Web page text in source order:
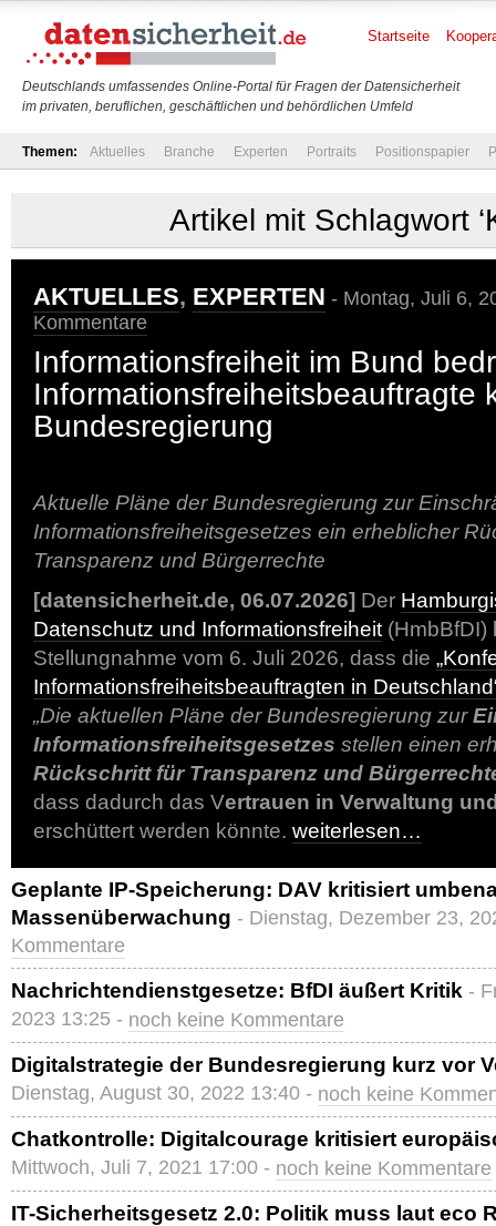
Deutschlands umfassendes Online-Portal für Fragen der Datensicherheit
im privaten, beruflichen, geschäftlichen und behördlichen Umfeld
Startseite
Themen: Aktuelles Branche Experten Portraits Positionspapier
Artikel mit Schlagwort
AKTUELLES, EXPERTEN - Montag, Juli 6,
Kommentare
Informationsfreiheit im Bund
Informationsfreiheitsbeauftragte
Bundesregierung
Aktuelle Pläne der Bundesregierung zur
Informationsfreiheitsgesetzes ein erheblicher
Transparenz und Bürgerrechte
[datensicherheit.de, 06.07.2026] Der
Datenschutz und Informationsfreiheit (HmbBfDI)
Stellungnahme vom 6. Juli 2026, dass die
Informationsfreiheitsbeauftragten in
„Die aktuellen Pläne der Bundesregierung zur
Informationsfreiheitsgesetzes stellen einen
Rückschritt für Transparenz und
dass dadurch das Vertrauen in Verwaltung
erschüttert werden könnte. weiterlesen…
Geplante IP-Speicherung: DAV kritisiert
Massenüberwachung - Dienstag, Dezember 23,
Kommentare
Nachrichtendienstgesetze: BfDI äußert Kritik -
2023 13:25 - noch keine Kommentare
Digitalstrategie der Bundesregierung kurz vor
Dienstag, August 30, 2022 13:40 - noch keine
Chatkontrolle: Digitalcourage kritisiert
Mittwoch, Juli 7, 2021 17:00 - noch keine Kommentare
IT-Sicherheitsgesetz 2.0: Politik muss laut eco